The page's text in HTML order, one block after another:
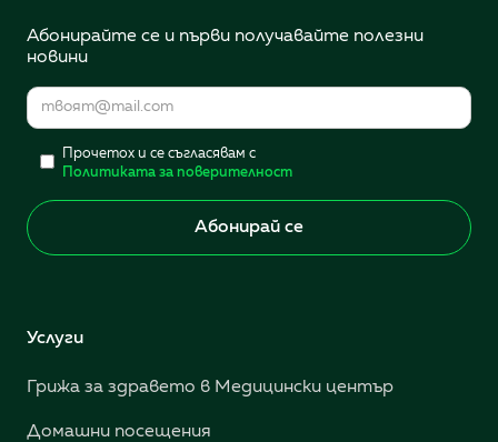
Абонирайте се и първи получавайте полезни
новини
Прочетох и се съгласявам с
Политиката за поверителност
Услуги
Грижа за здравето в Медицински център
Домашни посещения